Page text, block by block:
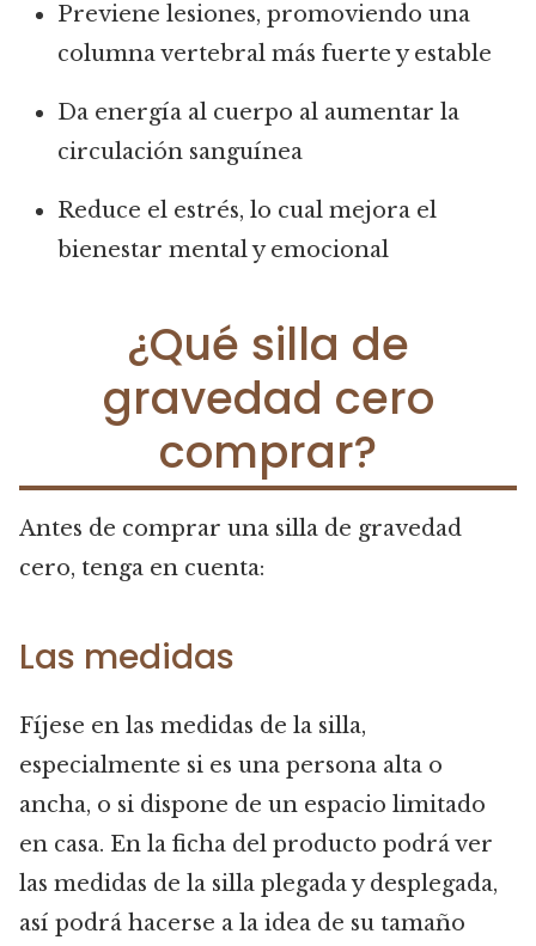
Previene lesiones, promoviendo una
columna vertebral más fuerte y estable
Da energía al cuerpo al aumentar la
circulación sanguínea
Reduce el estrés, lo cual mejora el
bienestar mental y emocional
¿Qué silla de
gravedad cero
comprar?
Antes de comprar una silla de gravedad
cero, tenga en cuenta:
Las medidas
Fíjese en las medidas de la silla,
especialmente si es una persona alta o
ancha, o si dispone de un espacio limitado
en casa. En la ficha del producto podrá ver
las medidas de la silla plegada y desplegada,
así podrá hacerse a la idea de su tamaño